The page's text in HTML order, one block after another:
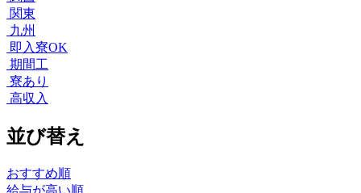
関東
九州
即入寮OK
期間工
寮あり
高収入
並び替え
おすすめ順